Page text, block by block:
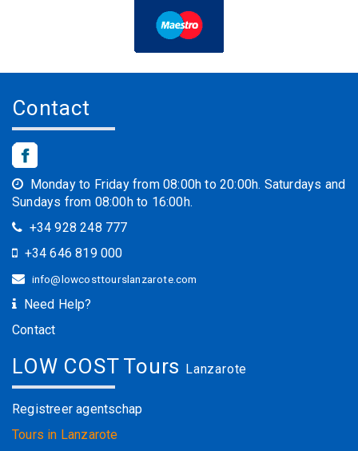
Contact
Monday to Friday from 08:00h to 20:00h. Saturdays and
Sundays from 08:00h to 16:00h.
+34 928 248 777
+34 646 819 000
info@lowcosttourslanzarote.com
Need Help?
Contact
LOW COST Tours Lanzarote
Registreer agentschap
Tours in Lanzarote